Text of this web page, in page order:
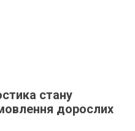
стану
дорослих